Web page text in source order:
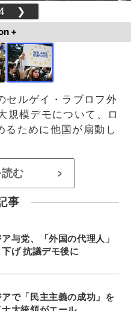
❯
+
セルゲイ・ラブロフ外
規模デモについて、ロ
るために他国が扇動し
む >
事
与党、「外国の代理人」
げ 抗議デモ後に
で「民主主義の成功」を